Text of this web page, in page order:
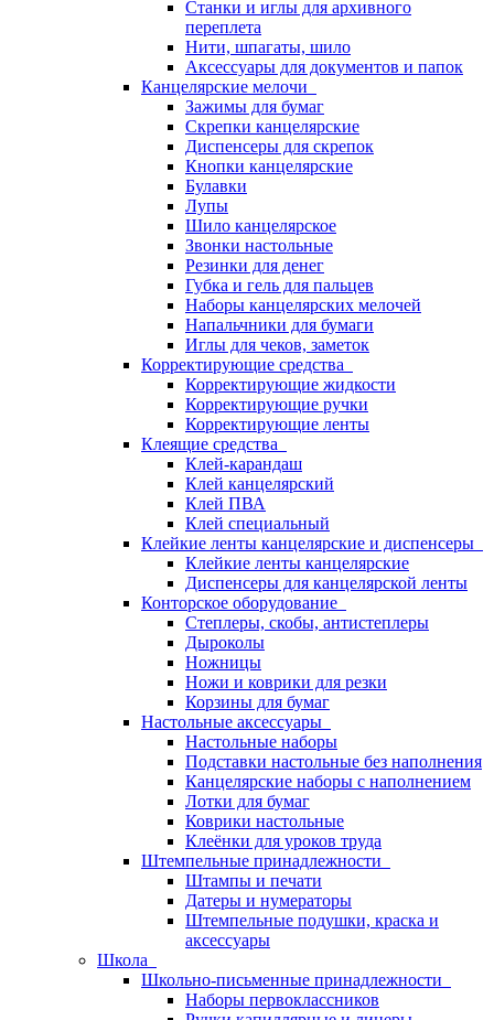
Станки и иглы для архивного
переплета
Нити, шпагаты, шило
Аксессуары для документов и папок
Канцелярские мелочи
Зажимы для бумаг
Скрепки канцелярские
Диспенсеры для скрепок
Кнопки канцелярские
Булавки
Лупы
Шило канцелярское
Звонки настольные
Резинки для денег
Губка и гель для пальцев
Наборы канцелярских мелочей
Напальчники для бумаги
Иглы для чеков, заметок
Корректирующие средства
Корректирующие жидкости
Корректирующие ручки
Корректирующие ленты
Клеящие средства
Клей-карандаш
Клей канцелярский
Клей ПВА
Клей специальный
Клейкие ленты канцелярские и диспенсеры
Клейкие ленты канцелярские
Диспенсеры для канцелярской ленты
Конторское оборудование
Степлеры, скобы, антистеплеры
Дыроколы
Ножницы
Ножи и коврики для резки
Корзины для бумаг
Настольные аксессуары
Настольные наборы
Подставки настольные без наполнения
Канцелярские наборы с наполнением
Лотки для бумаг
Коврики настольные
Клеёнки для уроков труда
Штемпельные принадлежности
Штампы и печати
Датеры и нумераторы
Штемпельные подушки, краска и
аксессуары
Школа
Школьно-письменные принадлежности
Наборы первоклассников